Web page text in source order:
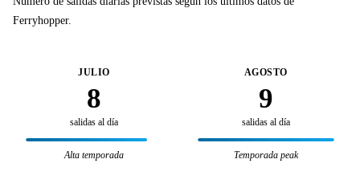
Ferryhopper.
JULIO
8
salidas al día
Alta temporada
AGOSTO
9
salidas al día
Temporada peak